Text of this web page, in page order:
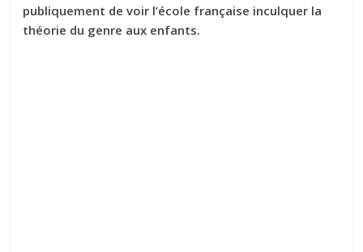
publiquement de voir l’école française inculquer la
théorie du genre aux enfants.